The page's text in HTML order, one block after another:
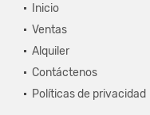
Inicio
Ventas
Alquiler
Contáctenos
Políticas de privacidad